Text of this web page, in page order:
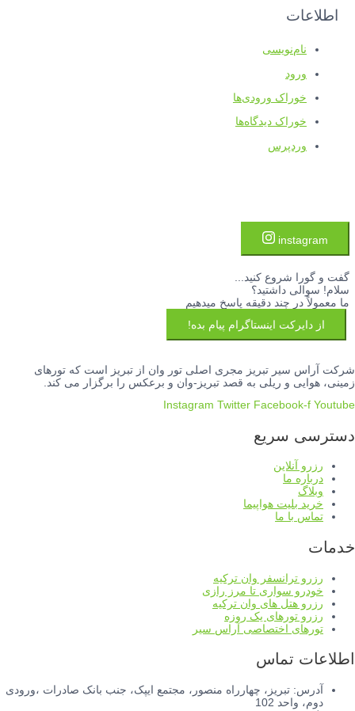
اطلاعات
نام‌نویسی
ورود
خوراک ورودی‌ها
خوراک دیدگاه‌ها
وردپرس
instagram
گفت و گورا شروع کنید...
سلام! سوالی داشتید؟
ما معمولاً در چند دقیقه پاسخ میدهیم
از دایرکت اینستاگرام پیام بده!
شرکت آراس سیر تبریز مجری اصلی تور وان از تبریز است که تورهای
زمینی، هوایی و ریلی به قصد تبریز-وان و برعکس را برگزار می کند.
Instagram Twitter Facebook-f Youtube
دسترسی سریع
رزرو آنلاین
درباره ما
وبلاگ
خرید بلیت هواپیما
تماس با ما
خدمات
رزرو ترانسفر وان ترکیه
خودرو سواری تا مرز رازی
رزرو هتل های وان ترکیه
رزرو تورهای یک روزه
تورهای اختصاصی آراس سیر
اطلاعات تماس
آدرس: تبریز، چهارراه منصور، مجتمع ایپک، جنب بانک صادرات ،ورودی
دوم، واحد 102